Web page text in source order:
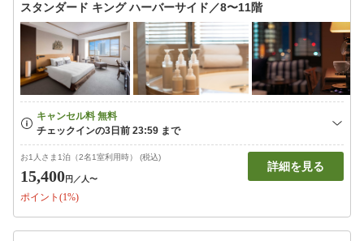
スタンダード キング ハーバーサイド／8〜11階
お1人さま1泊（2名1室利用時） (税込)
15,400円 ／人〜
ポイント(1%)
詳細を見る